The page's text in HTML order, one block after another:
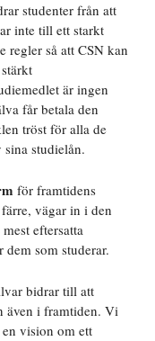
studenter från att
inte till ett starkt
regler så att CSN kan
är ingen
får betala den
tröst för alla de
sina studielån.
för framtidens
vägar in i den
eftersatta
som studerar.
bidrar till att
även i framtiden. Vi
vision om ett